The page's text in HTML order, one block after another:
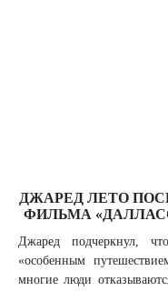
ДЖАРЕД ЛЕТО
ФИЛЬМА
Джаред подчеркнул,
«особенным
многие люди